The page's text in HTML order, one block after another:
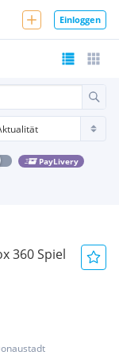
Einloggen
PayLivery
360 Spiel